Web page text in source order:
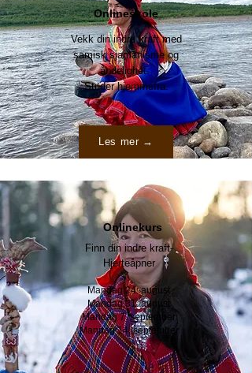
Onlineskole
Vekk din indre kraft med
samisksjamanisme og
åndelighet.
Studer hjemmefra.
Les mer →
Onlinekurs
​​Finn din indre kraft-
Hjerteåpner
Mandag 24. august
Mandag 31. august
Mandag 7. september
Mandag 14. september